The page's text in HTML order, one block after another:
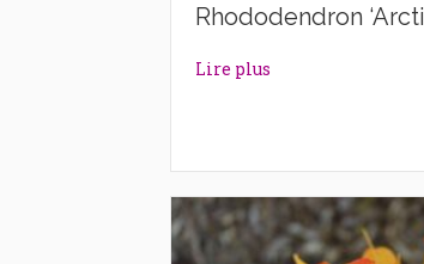
Rhododendron
Lire plus